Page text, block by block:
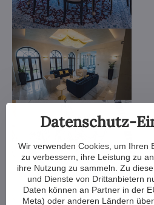
Datenschutz-
Wir verwenden Cookies, um Ihren
zu verbessern, ihre Leistung zu
ihre Nutzung zu sammeln. Zu
und Dienste von Drittanbietern
Daten können an Partner in der
Meta) oder anderen Ländern